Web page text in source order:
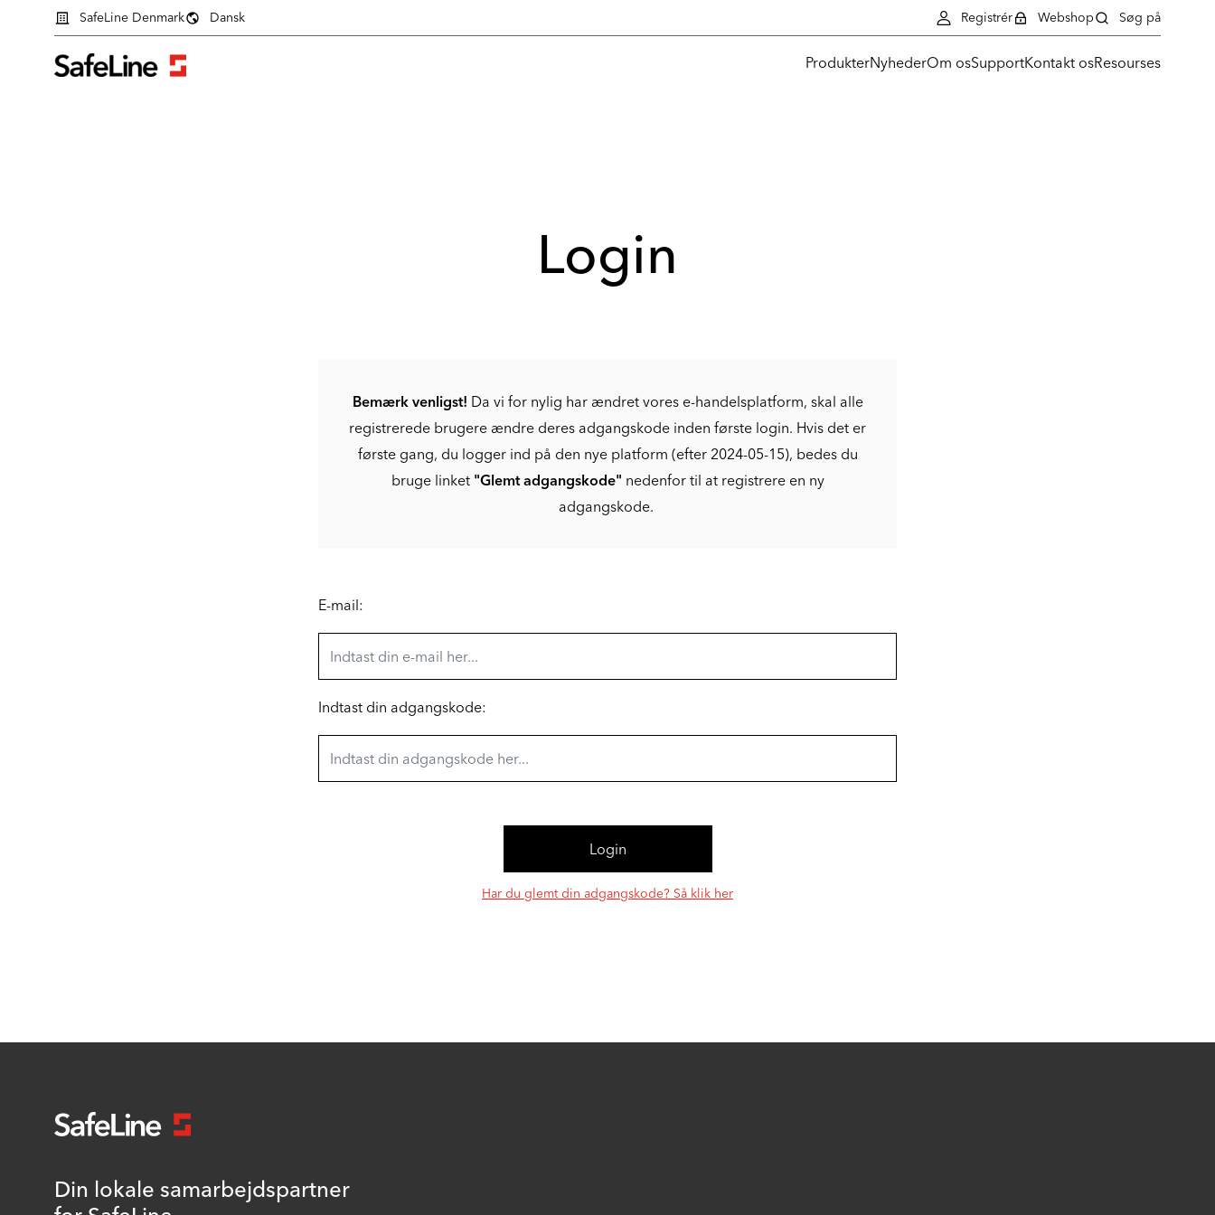
ProdukterNyhederOm osSupportKontakt osResourses
SafeLine Denmark Dansk Registrér Webshop Søg på
Login
Bemærk venligst! Da vi for nylig har ændret vores e-handelsplatform, skal alle
registrerede brugere ændre deres adgangskode inden første login. Hvis det er
første gang, du logger ind på den nye platform (efter 2024-05-15), bedes du
bruge linket"Glemt adgangskode" nedenfor til at registrere en ny
adgangskode.
Login formular
E-mail:
Indtast din adgangskode:
Har du glemt din adgangskode? Så klik her
Din lokale samarbejdspartner